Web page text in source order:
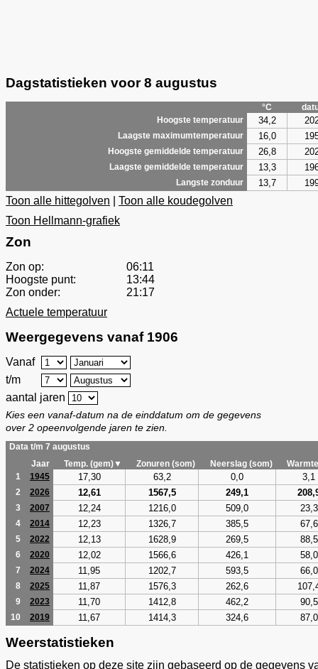
Dagstatistieken voor 8 augustus
°C
Hoogste temperatuur
34,2
Laagste maximumtemperatuur 16,0
Hoogste gemiddelde temperatuur 26,8
Laagste gemiddelde temperatuur 13,3
Langste zonduur 13,7
Toon alle hittegolven
Toon alle koudegolven
Toon Hellmann-grafiek
Zon
Zon op:
06:11
Hoogste punt:
13:44
Zon onder:
21:17
Actuele temperatuur
Weergegevens vanaf 1906
Vanaf
t/m
aantal jaren
Kies een vanaf-datum na de einddatum om de gegevens
over 2 opeenvolgende jaren te zien.
Data t/m 7 augustus
Jaar
Temp. (gem)▼ Zonuren (som) Neerslag (som)
1
1945 17,30 63,2 0,0 3,1
2 2026 12,61 1567,5 249,1
3 2007 12,24 1216,0 509,0 23,3
4 2014 12,23 1326,7 385,5 67,6
5 2022 12,13 1628,9 269,5 88,5
6 2020 12,02 1566,6 426,1 58,0
7 2024 11,95 1202,7 593,5 66,0
8 2025 11,87 1576,3 262,6
9 2023 11,70 1412,8 462,2 90,5
10 2019 11,67 1414,3 324,6 87,0
Weerstatistieken
De statistieken op deze site zijn gebaseerd op de gegevens